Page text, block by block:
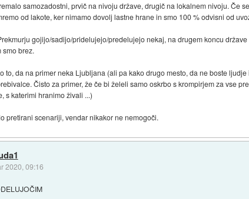
samozadostni, prvič na nivoju države, drugič na lokalnem nivoju. Če
od lakote, ker nimamo dovolj lastne hrane in smo 100 % odvisni od
gojijo/sadijo/pridelujejo/predelujejo nekaj, na drugem koncu
smo brez.
to, da na primer neka Ljubljana (ali pa kako drugo mesto, da ne boste
Čisto za primer, že če bi želeli samo oskrbo s krompirjem za vse
s katerimi hranimo živali ...)
pretirani scenariji, vendar nikakor ne nemogoči.
2020, 09:16